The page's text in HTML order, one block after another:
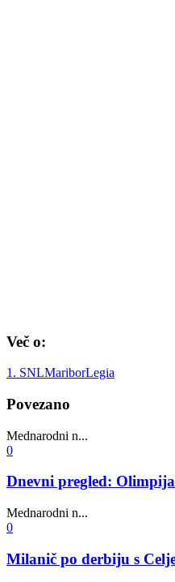
Več o:
1. SNLMariborLegia
Povezano
Mednarodni n...
0
Dnevni pregled:
Mednarodni n...
0
Milanič po derbiju s